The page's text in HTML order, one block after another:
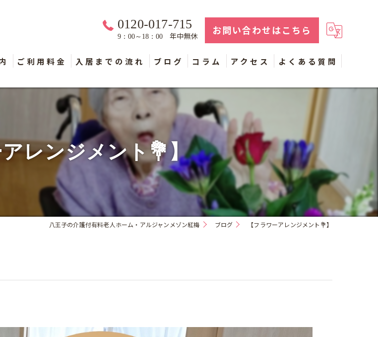
0120-017-715
9：00～18：00 年中無休 お問い合わせはこちら
ご利用料金 入居までの流れ ブログ コラム アクセス よくある質問
レンジメント💐】
八王子の介護付有料老人ホーム・アルジャンメゾン紅梅 ブログ 【フラワーアレンジメント💐】